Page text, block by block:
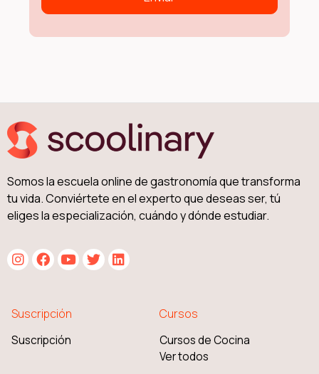
Somos la escuela online de gastronomía que transforma
tu vida. Conviértete en el experto que deseas ser, tú
eliges la especialización, cuándo y dónde estudiar.
Suscripción
Suscripción
Cursos
Cursos de Cocina
Ver todos